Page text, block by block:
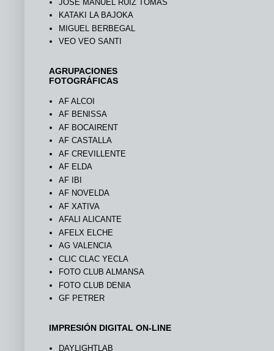
JOSÉ MANUEL RUIZ TOMÁS
KATAKI LA BAJOKA
MIGUEL BERBEGAL
VEO VEO SANTI
AGRUPACIONES
FOTOGRÁFICAS
AF ALCOI
AF BENISSA
AF BOCAIRENT
AF CASTALLA
AF CREVILLENTE
AF ELDA
AF IBI
AF NOVELDA
AF XATIVA
AFALI ALICANTE
AFELX ELCHE
AG VALENCIA
CLIC CLAC YECLA
FOTO CLUB ALMANSA
FOTO CLUB DENIA
GF PETRER
IMPRESIÓN DIGITAL ON-LINE
DAYLIGHTLAB